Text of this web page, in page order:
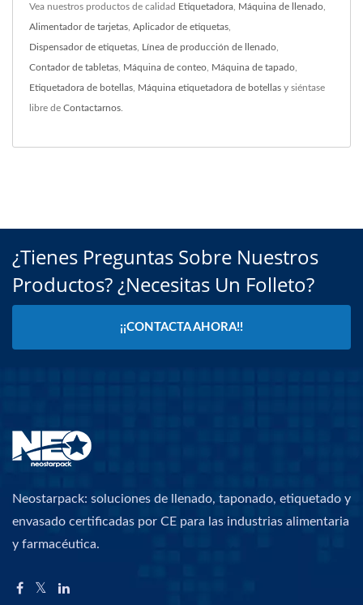
Vea nuestros productos de calidad Etiquetadora Máquina de llenado
Alimentador de tarjetas Aplicador de etiquetas
Dispensador de etiquetas Línea de producción de llenado
Contador de tabletas Máquina de conteo Máquina de tapado
Etiquetadora de botellas Máquina etiquetadora de botellas y siéntase
libre de Contactarnos
¿Tienes Preguntas Sobre Nuestros
Productos? ¿Necesitas Un Folleto?
¡¡CONTACTA AHORA!!
Neostarpack: soluciones de llenado, taponado, etiquetado y
envasado certificadas por CE para las industrias alimentaria
y farmacéutica.